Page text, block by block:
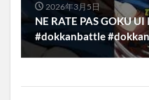
2026年3月5日
NE RATE PAS GOKU UI
#dokkanbattle #dokkan